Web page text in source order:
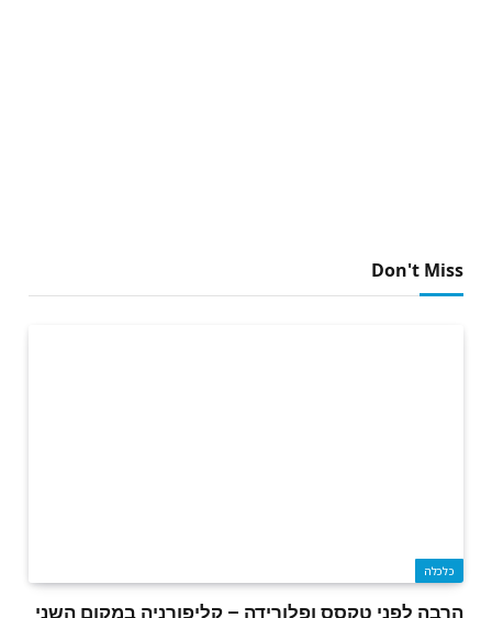
Don't Miss
כלכלה
הרבה לפני טקסס ופלורידה – קליפורניה במקום השני